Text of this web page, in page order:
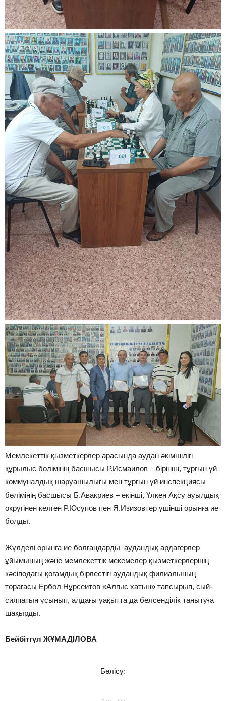
Мемлекеттік қызметкерлер арасында аудан әкімшілігі
құрылыс бөлімінің басшысы Р.Исмаилов – бірінші, тұрғын үй
коммуналдық шаруашылығы мен тұрғын үй инспекциясы
бөлімінің басшысы Б.Авакриев – екінші, Үлкен Ақсу ауылдық
округінен келген Р.Юсупов пен Я.Изизовтер үшінші орынға ие
болды.
Жүлделі орынға ие болғандарды аудандық ардагерлер
ұйымының және мемлекеттік мекемелер қызметкерлерінің
кәсіподағы қоғамдық бірлестігі аудандық филиалының
төрағасы Ербол Нұрсеитов «Алғыс хатын» тапсырып, сый-
сияпатын ұсынып, алдағы уақытта да белсенділік танытуға
шақырды.
Бейбітгүл ЖҰМАДІЛОВА
Бөлісу: